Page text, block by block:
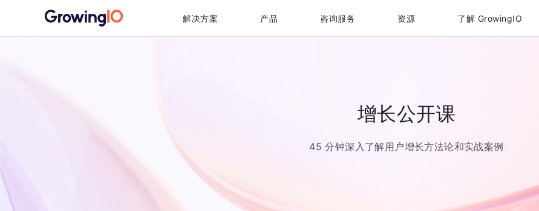
解决方案 产品 咨询服务 资源 了解 GrowingIO
增长公开课
45 分钟深入了解用户增长方法论和实战案例